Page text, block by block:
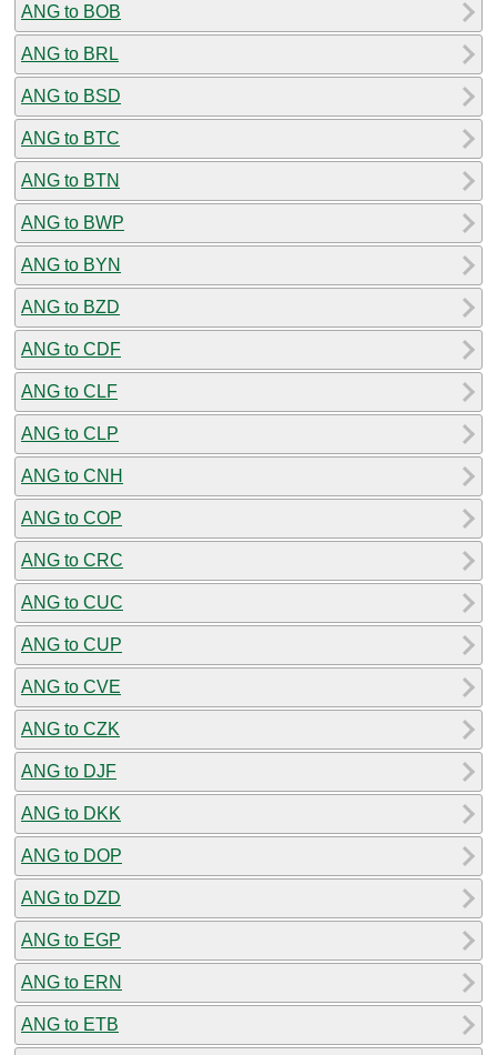
ANG to BOB
ANG to BRL
ANG to BSD
ANG to BTC
ANG to BTN
ANG to BWP
ANG to BYN
ANG to BZD
ANG to CDF
ANG to CLF
ANG to CLP
ANG to CNH
ANG to COP
ANG to CRC
ANG to CUC
ANG to CUP
ANG to CVE
ANG to CZK
ANG to DJF
ANG to DKK
ANG to DOP
ANG to DZD
ANG to EGP
ANG to ERN
ANG to ETB